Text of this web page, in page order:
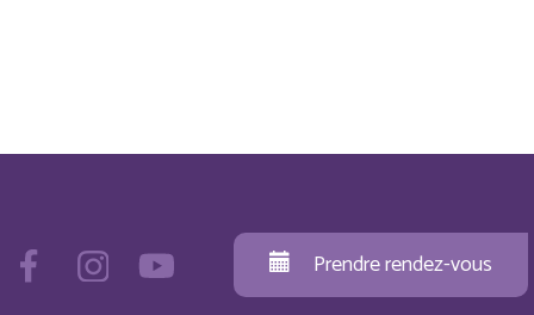
Prendre rendez-vous